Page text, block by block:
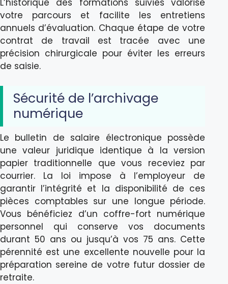
L’historique des formations suivies valorise
votre parcours et facilite les entretiens
annuels d’évaluation. Chaque étape de votre
contrat de travail est tracée avec une
précision chirurgicale pour éviter les erreurs
de saisie.
Sécurité de l’archivage
numérique
Le bulletin de salaire électronique possède
une valeur juridique identique à la version
papier traditionnelle que vous receviez par
courrier. La loi impose à l’employeur de
garantir l’intégrité et la disponibilité de ces
pièces comptables sur une longue période.
Vous bénéficiez d’un coffre-fort numérique
personnel qui conserve vos documents
durant 50 ans ou jusqu’à vos 75 ans. Cette
pérennité est une excellente nouvelle pour la
préparation sereine de votre futur dossier de
retraite.